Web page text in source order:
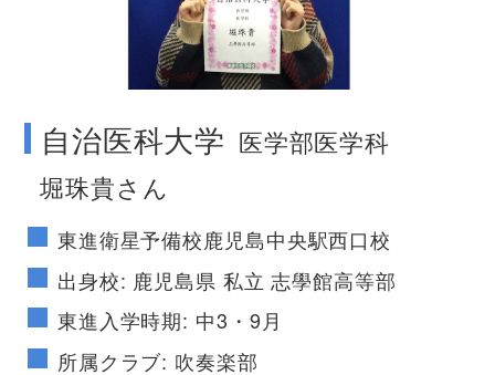
自治医科大学 医学部医学科
堀珠貴さん
東進衛星予備校鹿児島中央駅西口校
出身校: 鹿児島県 私立 志學館高等部
東進入学時期: 中3・9月
所属クラブ: 吹奏楽部